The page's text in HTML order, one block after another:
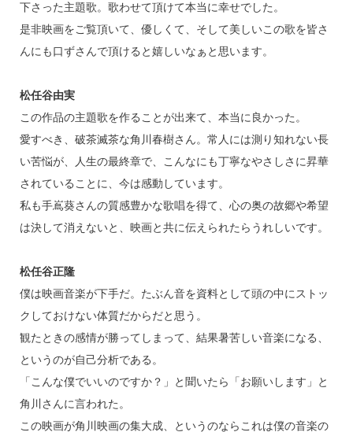
下さった主題歌。歌わせて頂けて本当に幸せでした。
是非映画をご覧頂いて、優しくて、そして美しいこの歌を皆さ
んにも口ずさんで頂けると嬉しいなぁと思います。
松任谷由実
この作品の主題歌を作ることが出来て、本当に良かった。
愛すべき、破茶滅茶な角川春樹さん。常人には測り知れない長
い苦悩が、人生の最終章で、こんなにも丁寧なやさしさに昇華
されていることに、今は感動しています。
私も手嶌葵さんの質感豊かな歌唱を得て、心の奥の故郷や希望
は決して消えないと、映画と共に伝えられたらうれしいです。
松任谷正隆
僕は映画音楽が下手だ。たぶん音を資料として頭の中にストッ
クしておけない体質だからだと思う。
観たときの感情が勝ってしまって、結果暑苦しい音楽になる、
というのが自己分析である。
「こんな僕でいいのですか？」と聞いたら「お願いします」と
角川さんに言われた。
この映画が角川映画の集大成、というのならこれは僕の音楽の